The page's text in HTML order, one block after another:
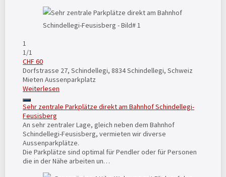
1
1 /1
CHF 60
Dorfstrasse 27, Schindellegi, 8834 Schindellegi, Schweiz
Mieten Aussenparkplatz
Weiterlesen
Sehr zentrale Parkplätze direkt am Bahnhof Schindellegi-
Feusisberg
An sehr zentraler Lage, gleich neben dem Bahnhof
Schindellegi-Feusisberg, vermieten wir diverse
Aussenparkplätze.
Die Parkplätze sind optimal für Pendler oder für Personen
die in der Nähe arbeiten un…